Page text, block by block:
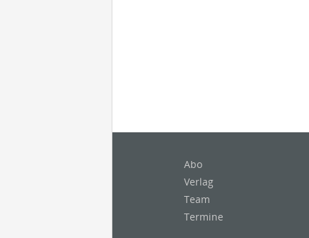
Abo
Verlag
Team
Termine